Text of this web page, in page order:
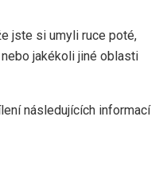
jste si umyli ruce poté,
jakékoli jiné oblasti
následujících informací